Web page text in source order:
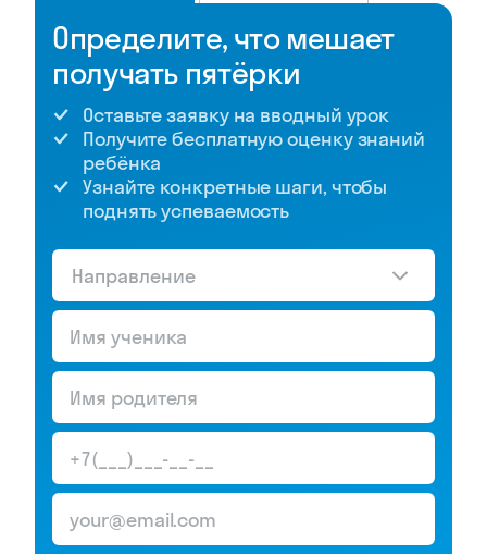
Определите, что мешает
получать пятёрки
Оставьте заявку на вводный урок
Получите бесплатную оценку знаний
ребёнка
Узнайте конкретные шаги, чтобы
поднять успеваемость
Направление